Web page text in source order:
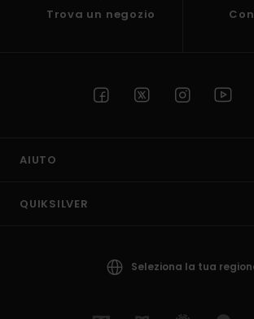
Trova un negozio
AIUTO
QUIKSILVER
Seleziona la tua